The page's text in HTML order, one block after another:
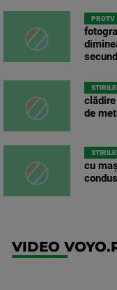
PROTV
de
cu
VIDEO